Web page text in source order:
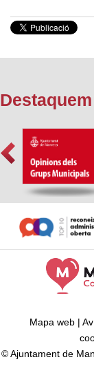
Destaquem
Mapa web |
© Ajuntament de